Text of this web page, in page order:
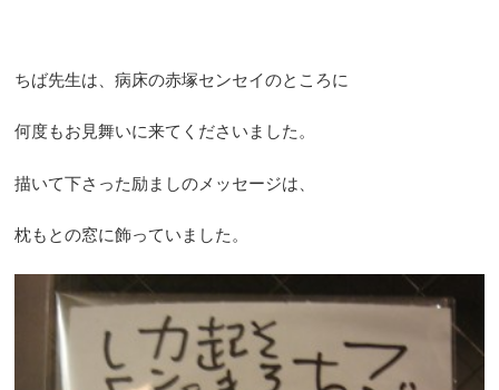
ちば先生は、病床の赤塚センセイのところに
何度もお見舞いに来てくださいました。
描いて下さった励ましのメッセージは、
枕もとの窓に飾っていました。